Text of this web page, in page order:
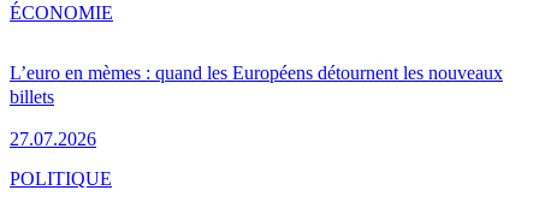
L’euro en mèmes : quand les Européens détournent les nouveaux
billets
27.07.2026
ÉCONOMIE
POLITIQUE